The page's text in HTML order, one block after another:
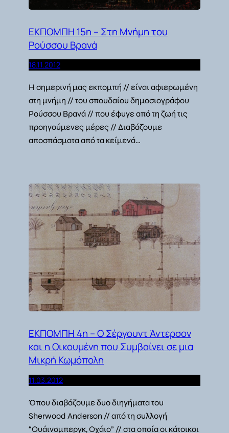
ΕΚΠΟΜΠΗ 15η – Στη Μνήμη του
Ρούσσου Βρανά
18.11.2012
Η σημερινή μας εκπομπή // είναι αφιερωμένη
στη μνήμη // του σπουδαίου δημοσιογράφου
Ρούσσου Βρανά // που έφυγε από τη ζωή τις
προηγούμενες μέρες // Διαβάζουμε
αποσπάσματα από τα κείμενά…
ΕΚΠΟΜΠΗ 4η – Ο Σέργουντ Άντερσον
και η Οικουμένη που Συμβαίνει σε μια
Μικρή Κωμόπολη
11.03.2012
Όπου διαβάζουμε δυο διηγήματα του
Sherwood Anderson // από τη συλλογή
“Ουάινσμπεργκ, Οχάιο” // στα οποία οι κάτοικοι